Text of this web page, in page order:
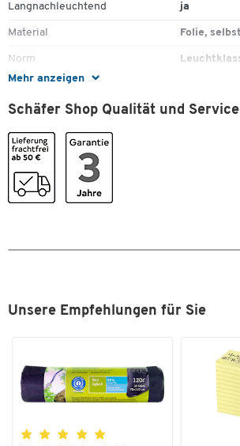
Mehr anzeigen
Langnachleuchtend ja
Material Folie,
Norm
Selbstklebend ja
Maße
Breite [mm]
Format (DIN)
Schäfer Shop Qualität und Service
Unsere Empfehlungen für Sie
Zum Zoomen